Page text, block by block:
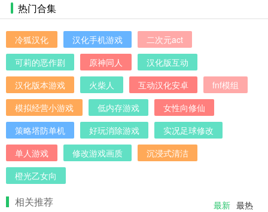
热门合集
冷狐汉化 汉化手机游戏
二次元act
可莉的恶作剧
原神同人
汉化版互动
汉化版本游戏
火柴人 互动汉化安卓
fnf模组
模拟经营小游戏
低内存游戏
女性向修仙
策略塔防单机
好玩消除游戏
实况足球修改
单人游戏
修改游戏画质
沉浸式清洁
橙光乙女向
相关推荐 最新 最热